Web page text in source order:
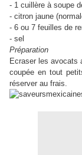
- 1 cuillère à soupe
- citron jaune
- 6 ou 7 feuilles de
- sel
Préparation
Ecraser les avocats
coupée en tout
réserver au frais.